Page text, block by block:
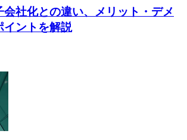
社化との違い、メリット・デメ
イントを解説